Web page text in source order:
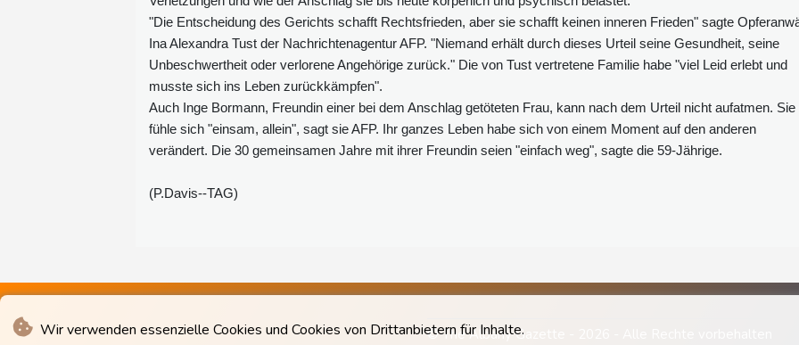
Wir verwenden essenzielle Cookies und Cookies von Drittanbietern für Inhalte.
"Die Entscheidung des Gerichts schafft Rechtsfrieden, aber sie schafft keinen inneren Frieden" sagte
Ina Alexandra Tust der Nachrichtenagentur AFP. "Niemand erhält durch dieses Urteil seine Gesundheit, seine
Unbeschwertheit oder verlorene Angehörige zurück." Die von Tust vertretene Familie habe "viel Leid erlebt und
musste sich ins Leben zurückkämpfen".
Auch Inge Bormann, Freundin einer bei dem Anschlag getöteten Frau, kann nach dem Urteil nicht aufatmen. Sie
fühle sich "einsam, allein", sagt sie AFP. Ihr ganzes Leben habe sich von einem Moment auf den anderen
verändert. Die 30 gemeinsamen Jahre mit ihrer Freundin seien "einfach weg", sagte die 59-Jährige.
(P.Davis--TAG)
© The Albany Gazette - 2026 - Alle Rechte vorbehalten